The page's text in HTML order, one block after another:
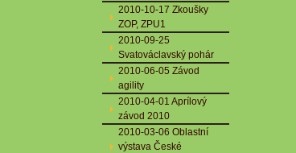
2010-10-17 Zkoušky
ZOP, ZPU1
2010-09-25
Svatováclavský pohár
2010-06-05 Závod
agility
2010-04-01 Aprílový
závod 2010
2010-03-06 Oblastní
výstava České